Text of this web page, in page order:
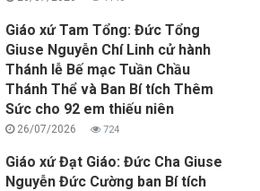
Giáo xứ Tam Tổng: Đức Tổng
Giuse Nguyễn Chí Linh cử hành
Thánh lễ Bế mạc Tuần Chầu
Thánh Thể và Ban Bí tích Thêm
Sức cho 92 em thiếu niên
26/07/2026 724
Giáo xứ Đạt Giáo: Đức Cha Giuse
Nguyễn Đức Cường ban Bí tích